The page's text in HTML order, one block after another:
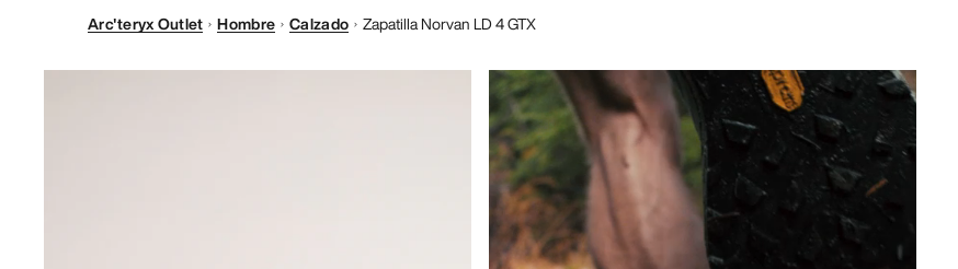
Arc'teryx Outlet Hombre Calzado Zapatilla Norvan LD 4 GTX